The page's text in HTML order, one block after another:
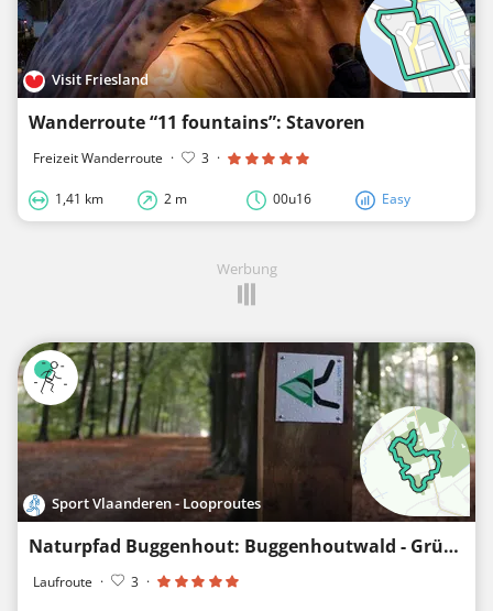
Visit Friesland
Wanderroute “11 fountains”: Stavoren
Freizeit Wanderroute · 3 ·
1,41 km 2 m 00u16 Easy
Werbung
Sport Vlaanderen - Looproutes
Naturpfad Buggenhout: Buggenhoutwald - Grüner Schleife
Laufroute · 3 ·